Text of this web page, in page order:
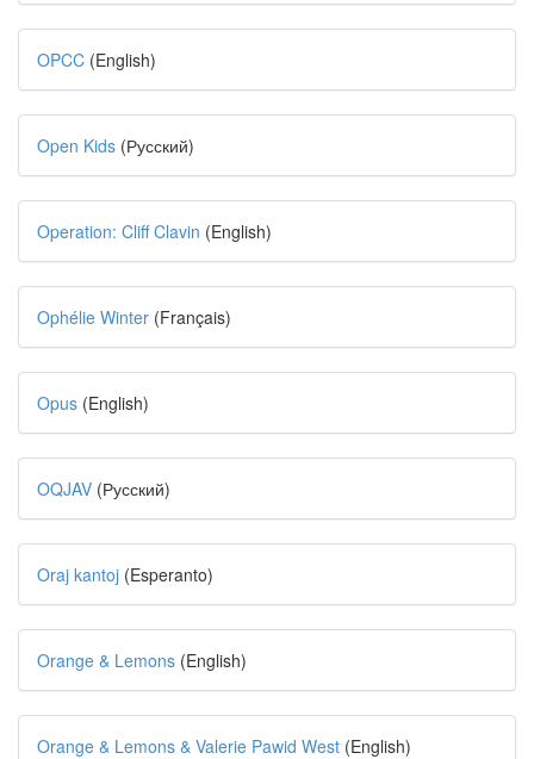
OPCC (English)
Open Kids (Русский)
Operation: Cliff Clavin (English)
Ophélie Winter (Français)
Opus (English)
OQJAV (Русский)
Oraj kantoj (Esperanto)
Orange & Lemons (English)
Orange & Lemons & Valerie Pawid West (English)